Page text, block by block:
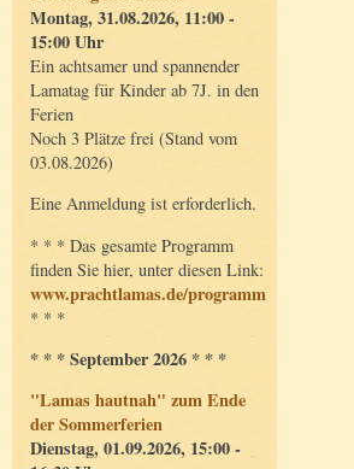
Montag, 31.08.2026, 11:00 -
15:00 Uhr
Ein achtsamer und spannender
Lamatag für Kinder ab 7J. in den
Ferien
Noch 3 Plätze frei (Stand vom
03.08.2026)
Eine Anmeldung ist erforderlich.
* * * Das gesamte Programm
finden Sie hier, unter diesen Link:
www.prachtlamas.de/programm
* * *
* * * September 2026 * * *
"Lamas hautnah" zum Ende
der Sommerferien
Dienstag, 01.09.2026, 15:00 -